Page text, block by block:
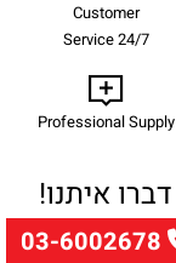
Customer
Service 24/7
Professional Supply
דברו איתנו!
03-6002678